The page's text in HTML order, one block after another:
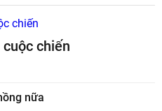
chiến
nữa